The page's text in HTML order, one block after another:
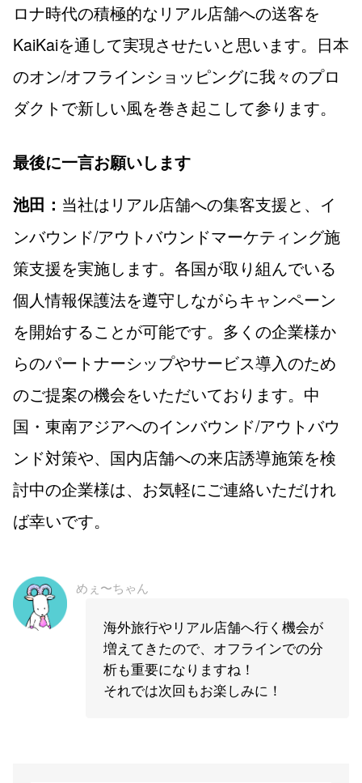
ロナ時代の積極的なリアル店舗への送客を
KaiKaiを通して実現させたいと思います。日本
のオン/オフラインショッピングに我々のプロ
ダクトで新しい風を巻き起こして参ります。
最後に一言お願いします
池田： 当社はリアル店舗への集客支援と、イ
ンバウンド/アウトバウンドマーケティング施
策支援を実施します。各国が取り組んでいる
個人情報保護法を遵守しながらキャンペーン
を開始することが可能です。多くの企業様か
らのパートナーシップやサービス導入のため
のご提案の機会をいただいております。中
国・東南アジアへのインバウンド/アウトバウ
ンド対策や、国内店舗への来店誘導施策を検
討中の企業様は、お気軽にご連絡いただけれ
ば幸いです。
めぇ〜ちゃん
海外旅行やリアル店舗へ行く機会が
増えてきたので、オフラインでの分
析も重要になりますね！
それでは次回もお楽しみに！